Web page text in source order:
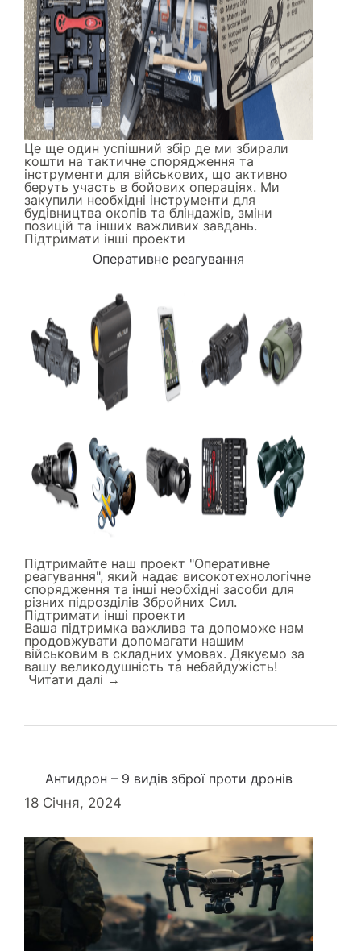
Це ще один успішний збір де ми збирали
кошти на тактичне спорядження та
інструменти для військових, що активно
беруть участь в бойових операціях. Ми
закупили необхідні інструменти для
будівництва окопів та бліндажів, зміни
позицій та інших важливих завдань.
Підтримати інші проекти
Оперативне реагування
Підтримайте наш проект "Оперативне
реагування", який надає високотехнологічне
спорядження та інші необхідні засоби для
різних підрозділів Збройних Сил.
Підтримати інші проекти
Ваша підтримка важлива та допоможе нам
продовжувати допомагати нашим
військовим в складних умовах. Дякуємо за
вашу великодушність та небайдужість!
Читати далi →
Антидрон – 9 видів зброї проти дронів
18 Січня, 2024